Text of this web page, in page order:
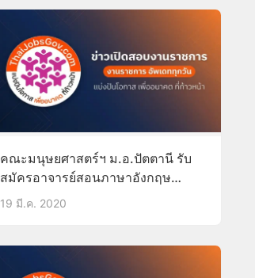
คณะมนุษยศาสตร์ฯ ม.อ.ปัตตานี รับ
สมัครอาจารย์สอนภาษาอังกฤษ
คุณวุฒิ ป.เอก บัดนี้-11มิ.ย.63
19 มี.ค. 2020